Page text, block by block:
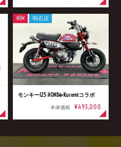
モンキー125 HONDA×Kuromiコラボ
本体価格 ¥493,000
NEW 明石店